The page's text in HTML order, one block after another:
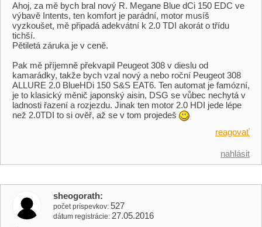
Ahoj, za mě bych bral nový R. Megane Blue dCi 150 EDC ve
výbavě Intents, ten komfort je parádní, motor musíš
vyzkoušet, mě připadá adekvátní k 2.0 TDI akorát o třídu
tichší.
Pětiletá záruka je v ceně.
Pak mě příjemně překvapil Peugeot 308 v dieslu od
kamarádky, takže bych vzal nový a nebo roční Peugeot 308
ALLURE 2.0 BlueHDi 150 S&S EAT6. Ten automat je famózní,
je to klasický měnič japonský aisin, DSG se vůbec nechytá v
ladnosti řazení a rozjezdu. Jinak ten motor 2.0 HDI jede lépe
než 2.0TDI to si ověř, až se v tom projedeš
reagovať
nahlásit
sheogorath
počet príspevkov 527
dátum registrácie 27.05.2016